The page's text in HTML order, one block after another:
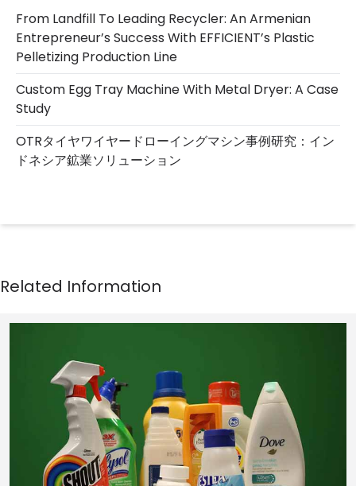
From Landfill To Leading Recycler: An Armenian
Entrepreneur’s Success With EFFICIENT’s Plastic
Pelletizing Production Line
Custom Egg Tray Machine With Metal Dryer: A Case
Study
OTRタイヤワイヤードローイングマシン事例研究：イン
ドネシア鉱業ソリューション